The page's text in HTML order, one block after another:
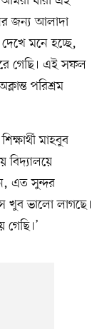
জন্য আলাদা
মনে হচ্ছে,
গেছি। এই সফল
পরিশ্রম
মাহবুব
এত সুন্দর
খুব ভালো লাগছে।
গেছি।’